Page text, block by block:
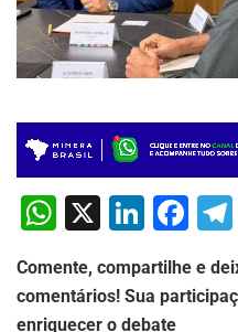
W
at
s
X
Li
k
e
F
c
el
Comente, compartilhe e
comentários! Sua
enriquecer o debate